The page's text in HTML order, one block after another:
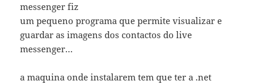
messenger fiz
um pequeno programa que permite visualizar e
guardar as imagens dos contactos do live
messenger…
a maquina onde instalarem tem que ter a .net